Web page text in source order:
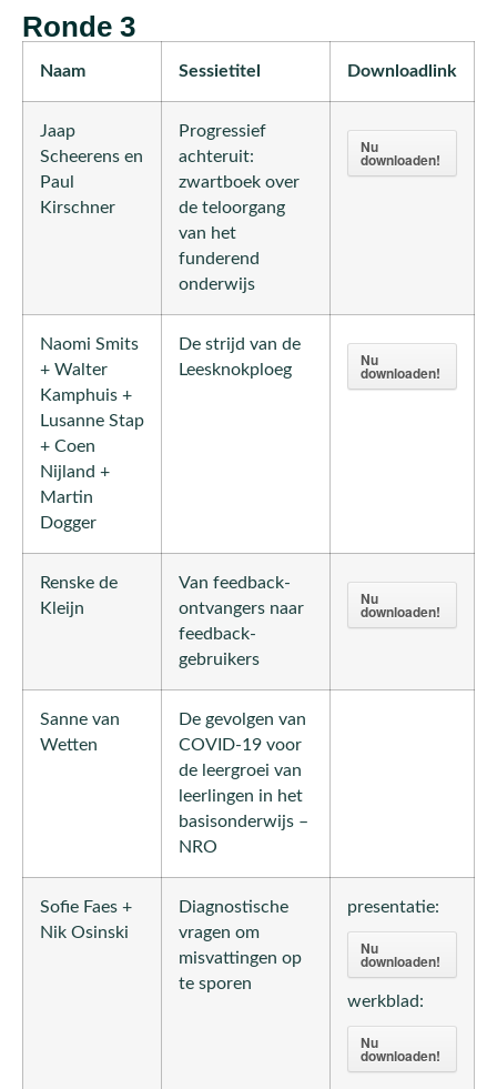
Ronde 3
Naam Sessietitel Downloadlink
Jaap
Scheerens en
Paul
Kirschner
Progressief
achteruit:
zwartboek over
de teloorgang
van het
funderend
onderwijs
Nu
downloaden!
Naomi Smits
+ Walter
Kamphuis +
Lusanne Stap
+ Coen
Nijland +
Martin
Dogger
De strijd van de
Leesknokploeg
Nu
downloaden!
Renske de
Kleijn
Van feedback-
ontvangers naar
feedback-
gebruikers
Nu
downloaden!
Sanne van
Wetten
De gevolgen van
COVID-19 voor
de leergroei van
leerlingen in het
basisonderwijs –
NRO
Sofie Faes +
Nik Osinski
Diagnostische
vragen om
misvattingen op
te sporen
presentatie:
Nu
downloaden!
werkblad:
Nu
downloaden!